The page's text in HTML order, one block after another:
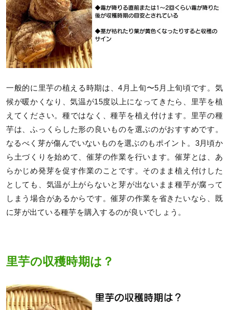
一般的に里芋の植える時期は、4月上旬〜5月上旬頃です。気
候が暖かくなり、気温が15度以上になってきたら、里芋を植
えてください。種ではなく、種芋を植え付けます。里芋の種
芋は、ふっくらした形の良いものを選ぶのがおすすめです。
なるべく芽が傷んでいないものを選ぶのもポイント。3月頃か
ら土づくりを始めて、催芽の作業を行います。催芽とは、あ
らかじめ発芽を促す作業のことです。そのまま植え付けした
としても、気温が上がらないと芽が出ないまま種芋が腐って
しまう場合があるからです。催芽の作業を省きたいなら、既
に芽が出ている種芋を購入するのが良いでしょう。
里芋の収穫時期は？